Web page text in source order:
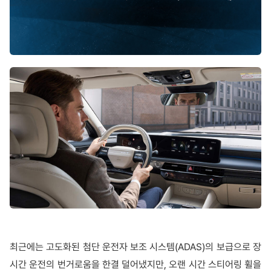
최근에는 고도화된 첨단 운전자 보조 시스템(ADAS)의 보급으로 장
시간 운전의 번거로움을 한결 덜어냈지만, 오랜 시간 스티어링 휠을